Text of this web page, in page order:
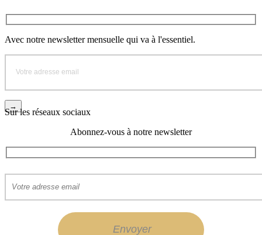
Avec notre newsletter mensuelle qui va à l'essentiel.
Sur les réseaux sociaux
Abonnez-vous à notre newsletter